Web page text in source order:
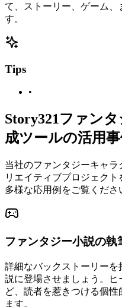
て、ストーリー、ゲーム、
す。
Tips
•
Story321ファン
成ツールの活用事
当社のファンタジーキャ
リエイティブプロジェク
多様な応用例をご覧くださ
ファンタジー小説の執
詳細なバックストーリー
説に登場させましょう。
ど、読者を惹きつける個
ます。